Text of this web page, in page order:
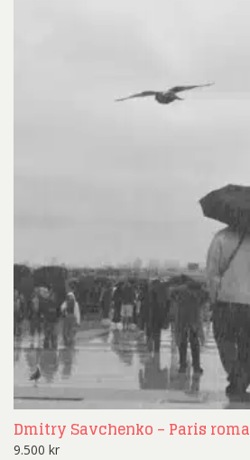
Dmitry Savchenko – Paris
9.500 kr